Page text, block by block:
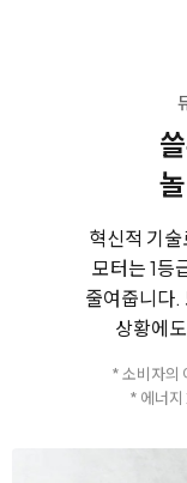
혁신적 기
모터는1등
줄여줍니다.
상황에
* 소비자의
* 에너지